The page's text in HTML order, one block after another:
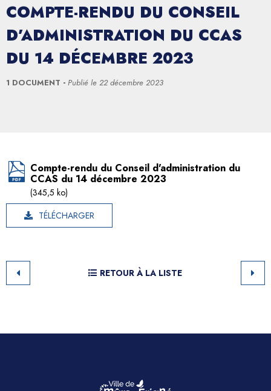
COMPTE-RENDU DU CONSEIL
D’ADMINISTRATION DU CCAS
DU 14 DÉCEMBRE 2023
1 DOCUMENT Publié le 22 décembre 2023
Compte-rendu du Conseil d'administration du
CCAS du 14 décembre 2023
(345,5 ko)
TÉLÉCHARGER
RETOUR À LA LISTE